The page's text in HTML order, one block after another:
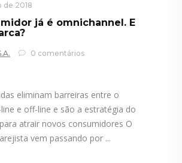
de 2018
já é omnichannel. E
0 comentários
eliminam barreiras entre o
e off-line e são a estratégia do
atrair novos consumidores O
vem passando por